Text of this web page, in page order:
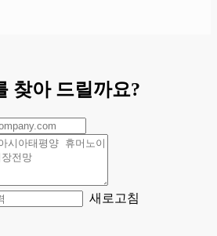
찾아 드릴까요?
새로고침